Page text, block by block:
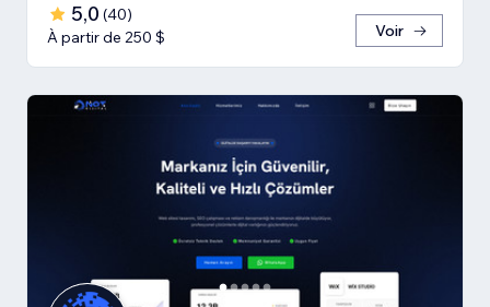
5,0 (40)
À partir de 250 $
Voir